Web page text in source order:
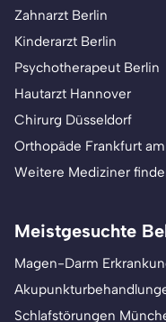
Zahnarzt Berlin
Kinderarzt Berlin
Psychotherapeut Berlin
Hautarzt Hannover
Chirurg Düsseldorf
Orthopäde Frankfurt
Weitere Mediziner
Meistgesuchte
Magen-Darm
Schlafstörungen